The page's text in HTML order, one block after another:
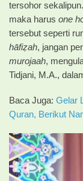
tersohor
maka harus one
tersebut seperti
hāfiẓah, jangan
murojaah,
Tidjani, M.A.,
Baca Juga: Gelar
Quran, Berikut